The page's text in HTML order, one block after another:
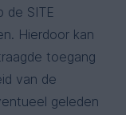
de SITE
Hierdoor kan
toegang
van de
geleden